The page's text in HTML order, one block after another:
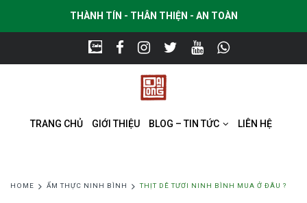
THÀNH TÍN - THÂN THIỆN - AN TOÀN
TRANG CHỦ GIỚI THIỆU BLOG – TIN TỨC LIÊN HỆ
HOME ẨM THỰC NINH BÌNH THỊT DÊ TƯƠI NINH BÌNH MUA Ở ĐÂU ?